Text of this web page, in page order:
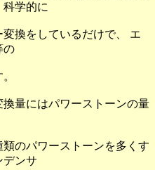
学的に
換をしているだけで、 エ
の
量にはパワーストーンの量
のパワーストーンを多くす
デンサ